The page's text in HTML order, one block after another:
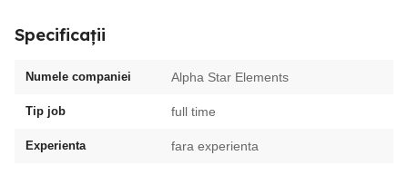
Specificații
Numele companiei Alpha Star Elements
Tip job full time
Experienta fara experienta